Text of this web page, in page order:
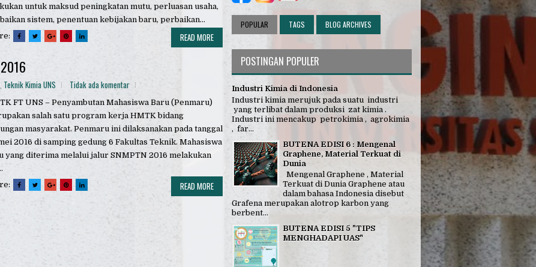
untuk maksud peningkatan mutu, perluasan usaha,
sistem, penentuan kebijakan baru, perbaikan...
READ MORE
, Teknik Kimia UNS Tidak ada komentar
FT UNS – Penyambutan Mahasiswa Baru (Penmaru)
salah satu program kerja HMTK bidang
masyarakat. Penmaru ini dilaksanakan pada tanggal
2016 di samping gedung 6 Fakultas Teknik. Mahasiswa
yang diterima melalui jalur SNMPTN 2016 melakukan
READ MORE
POPULAR TAGS BLOG ARCHIVES
POSTINGAN POPULER
Industri Kimia di Indonesia
Industri kimia merujuk pada suatu industri
yang terlibat dalam produksi zat kimia .
Industri ini mencakup petrokimia , agrokimia
, far...
BUTENA EDISI 6 : Mengenal
Graphene, Material Terkuat di
Dunia
Mengenal Graphene , Material
Terkuat di Dunia Graphene atau
dalam bahasa Indonesia disebut
Grafena merupakan alotrop karbon yang
berbent...
BUTENA EDISI 5 "TIPS
MENGHADAPI UAS"